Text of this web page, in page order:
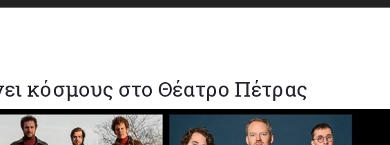
κόσμους στο Θέατρο Πέτρας